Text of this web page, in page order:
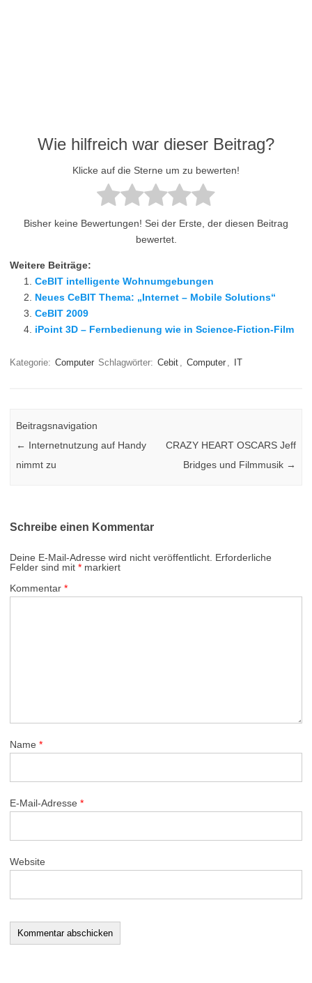
Wie hilfreich war dieser Beitrag?
Klicke auf die Sterne um zu bewerten!
Bisher keine Bewertungen! Sei der Erste, der diesen Beitrag
bewertet.
Weitere Beiträge:
CeBIT intelligente Wohnumgebungen
Neues CeBIT Thema: „Internet – Mobile Solutions“
CeBIT 2009
iPoint 3D – Fernbedienung wie in Science-Fiction-Film
Kategorie: Computer Schlagwörter: Cebit , Computer , IT
Beitragsnavigation
← Internetnutzung auf Handy
nimmt zu
CRAZY HEART OSCARS Jeff
Bridges und Filmmusik →
Schreibe einen Kommentar
Deine E-Mail-Adresse wird nicht veröffentlicht. Erforderliche
Felder sind mit * markiert
Kommentar *
Name *
E-Mail-Adresse *
Website